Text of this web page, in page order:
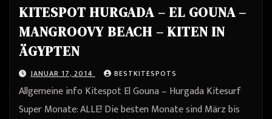
KITESPOT HURGADA – EL GOUNA –
MANGROOVY BEACH – KITEN IN
ÄGYPTEN
JANUAR 17, 2014 BESTKITESPOTS
Allgemeine info Kitespot El Gouna – Hurgada Kitesurf
Super Monate: ALLE! Die besten Monate sind März bis